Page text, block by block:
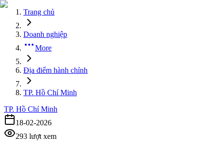
Trang chủ
Doanh nghiệp
More
Địa điểm hành chính
TP. Hồ Chí Minh
TP. Hồ Chí Minh
18-02-2026
293 lượt xem